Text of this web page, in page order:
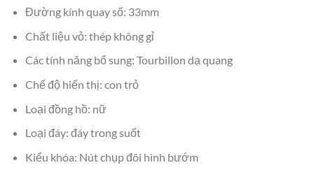
Đường kính quay số: 33mm
Chất liệu vỏ: thép không gỉ
Các tính năng bổ sung: Tourbillon dạ quang
Chế độ hiển thị: con trỏ
Loại đồng hồ: nữ
Loại đáy: đáy trong suốt
Kiểu khóa: Nút chụp đôi hình bướm